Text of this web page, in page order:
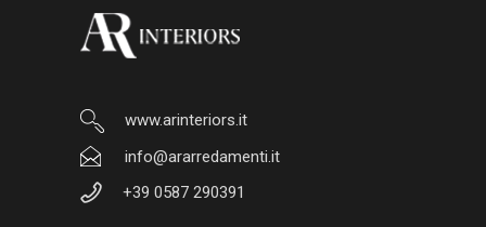
www.arinteriors.it
info@ararredamenti.it
+39 0587 290391